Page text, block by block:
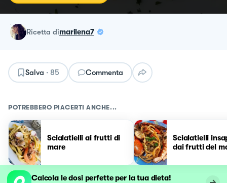
ricetta dimarilena7
Salva · 85 Commenta
POTREBBERO PIACERTI ANCHE...
Scialatielli ai frutti di
mare
Scialatielli
dai frutti del
Calcola le dosi perfette per la tua dieta!